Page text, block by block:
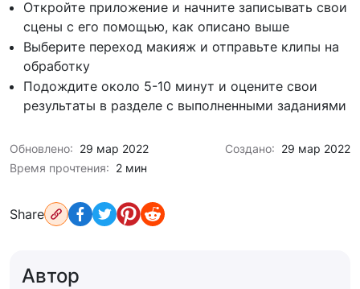
Откройте приложение и начните записывать свои
сцены с его помощью, как описано выше
Выберите переход макияж и отправьте клипы на
обработку
Подождите около 5-10 минут и оцените свои
результаты в разделе с выполненными заданиями
Обновлено: 29 мар 2022 Создано: 29 мар 2022
Время прочтения: 2 мин
Share
Автор